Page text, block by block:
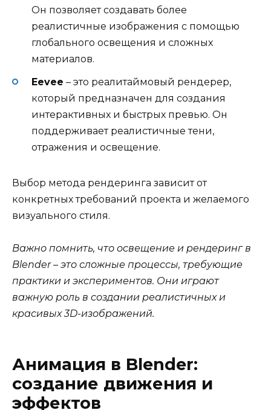
Он позволяет создавать более
реалистичные изображения с помощью
глобального освещения и сложных
материалов.
Eevee – это реалитаймовый рендерер,
который предназначен для создания
интерактивных и быстрых превью. Он
поддерживает реалистичные тени,
отражения и освещение.
Выбор метода рендеринга зависит от
конкретных требований проекта и желаемого
визуального стиля.
Важно помнить, что освещение и рендеринг в
Blender – это сложные процессы, требующие
практики и экспериментов. Они играют
важную роль в создании реалистичных и
красивых 3D-изображений.
Анимация в Blender:
создание движения и
эффектов